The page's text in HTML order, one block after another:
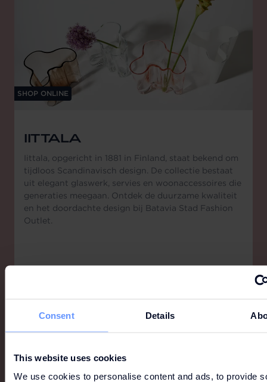
Consent Details
This website uses cookies
We use cookies to personalise content and ads, to provide
SHOP ONLINE
IITTALA
Iittala, opgericht in 1881 in Finland, staat bekend om
tijdloos Scandinavisch design. De collectie bestaat
uit elegant glaswerk, servies en woonaccessoires die
generaties meegaan. Ontdek de duurzame kwaliteit
en het doordachte design bij Batavia Stad Fashion
Outlet.